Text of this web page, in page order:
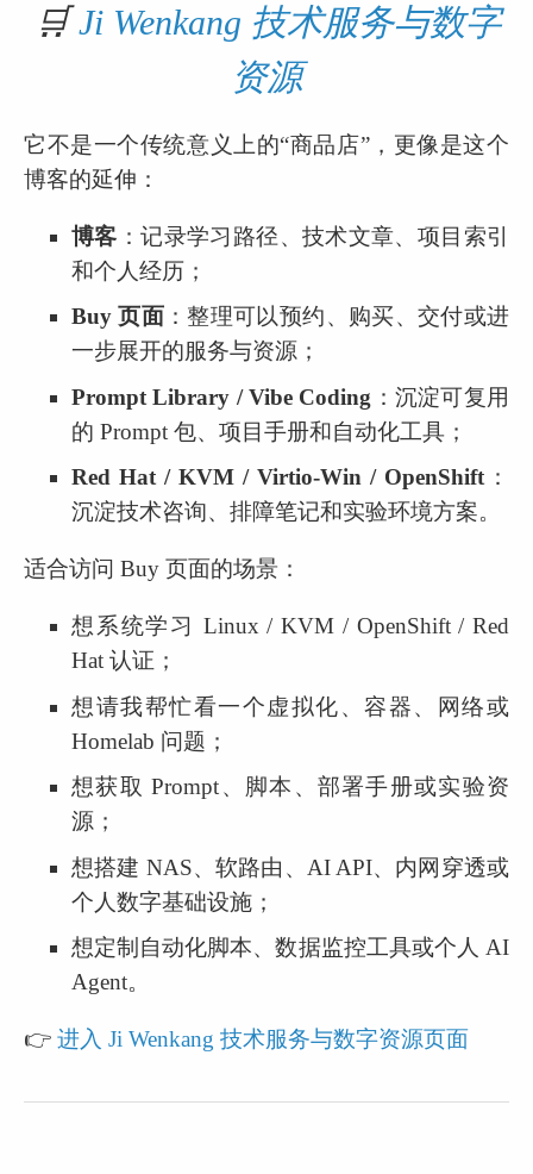
🛒 Ji Wenkang 技术服务与数字
资源
它不是一个传统意义上的“商品店”，更像是这个
博客的延伸：
博客 ：记录学习路径、技术文章、项目索引
和个人经历；
Buy 页面 ：整理可以预约、购买、交付或进
一步展开的服务与资源；
Prompt Library / Vibe Coding ：沉淀可复用
的 Prompt 包、项目手册和自动化工具；
Red Hat / KVM / Virtio-Win / OpenShift：
沉淀技术咨询、排障笔记和实验环境方案。
适合访问 Buy 页面的场景：
想系统学习 Linux / KVM / OpenShift / Red
Hat 认证；
想请我帮忙看一个虚拟化、容器、网络或
Homelab 问题；
想获取 Prompt、脚本、部署手册或实验资
源；
想搭建 NAS、软路由、AI API、内网穿透或
个人数字基础设施；
想定制自动化脚本、数据监控工具或个人 AI
Agent。
👉 进入 Ji Wenkang 技术服务与数字资源页面